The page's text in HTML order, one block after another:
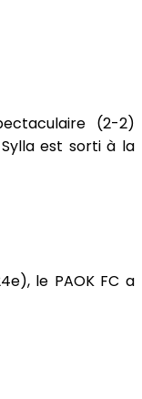
(2-2)
est sorti à la
le PAOK FC a